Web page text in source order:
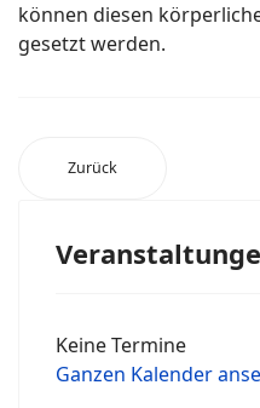
können diesen
gesetzt werden.
Zurück
Keine Termine
Ganzen Kalender